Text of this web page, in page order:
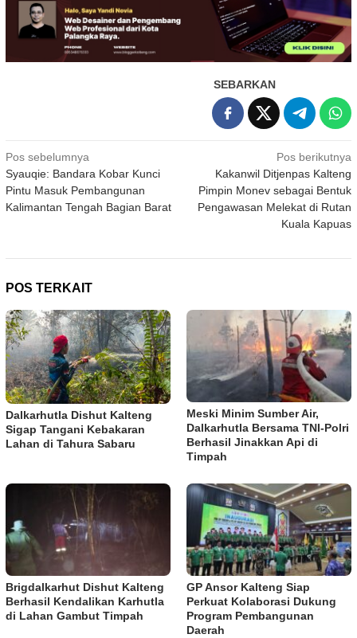
SEBARKAN
Navigasi
pos
Pos sebelumnya
Syauqie: Bandara Kobar Kunci
Pintu Masuk Pembangunan
Kalimantan Tengah Bagian Barat
Pos berikutnya
Kakanwil Ditjenpas Kalteng
Pimpin Monev sebagai Bentuk
Pengawasan Melekat di Rutan
Kuala Kapuas
POS TERKAIT
Dalkarhutla Dishut Kalteng
Sigap Tangani Kebakaran
Lahan di Tahura Sabaru
Meski Minim Sumber Air,
Dalkarhutla Bersama TNI-Polri
Berhasil Jinakkan Api di
Timpah
Brigdalkarhut Dishut Kalteng
Berhasil Kendalikan Karhutla
di Lahan Gambut Timpah
GP Ansor Kalteng Siap
Perkuat Kolaborasi Dukung
Program Pembangunan
Daerah